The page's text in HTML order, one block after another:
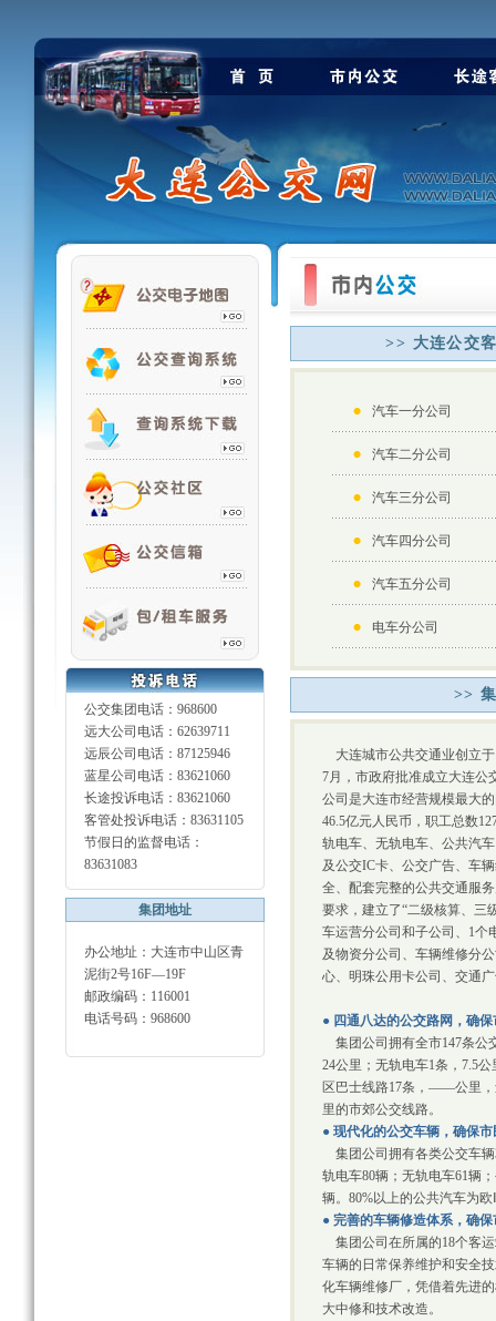
公交集团电话：968600
远大公司电话：62639711
远辰公司电话：87125946
蓝星公司电话：83621060
长途投诉电话：83621060
客管处投诉电话：83631105
节假日的监督电话：
83631083
集团地址
办公地址：大连市中山区青
泥街2号16F—19F
邮政编码：116001
电话号码：968600
>> 大连公交
汽车一分公司
汽车二分公司
汽车三分公司
汽车四分公司
汽车五分公司
电车分公司
>>
大连城市公共交通业创立于
7月，市政府批准成立大连公
公司是大连市经营规模最大
46.5亿元人民币，职工总数
轨电车、无轨电车、公共汽
及公交IC卡、公交广告、车
全、配套完整的公共交通服
要求，建立了“二级核算、三
车运营分公司和子公司、1个
及物资分公司、车辆维修分
心、明珠公用卡公司、交通
● 四通八达的公交路网，确
集团公司拥有全市147条公
24公里；无轨电车1条，7.5
区巴士线路17条，——公里，
里的市郊公交线路。
● 现代化的公交车辆，确保
集团公司拥有各类公交车辆
轨电车80辆；无轨电车61辆
辆。80%以上的公共汽车为
● 完善的车辆修造体系，确
集团公司在所属的18个客
车辆的日常保养维护和安全
化车辆维修厂，凭借着先进
大中修和技术改造。